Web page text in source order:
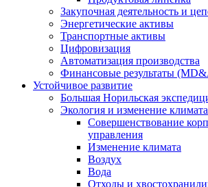
Закупочная деятельность и
Энергетические активы
Транспортные активы
Цифровизация
Автоматизация производства
Финансовые результаты
Устойчивое развитие
Большая Норильская
Экология и изменение климата
Совершенствование
управления
Изменение климата
Воздух
Вода
Отходы и